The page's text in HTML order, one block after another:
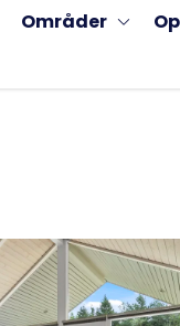
Områder